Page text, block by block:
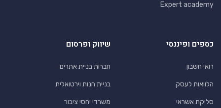
Expert academy
כספים ופיננסי
רואי חשבון
הלוואות לעסק
סליקת אשראי
שיווק ופרסום
חברות בניית אתרים
בניית חנות וירטואלית
משרדי יחסי ציבור